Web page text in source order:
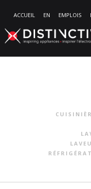
ACCUEIL EN EMPLOIS